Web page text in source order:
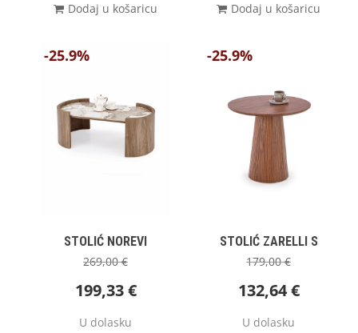
Dodaj u košaricu Dodaj u košaricu
-25.9%
STOLIĆ NOREVI
269,00€
199,33€
U dolasku
-25.9%
STOLIĆ ZARELLI S
179,00€
132,64€
U dolasku